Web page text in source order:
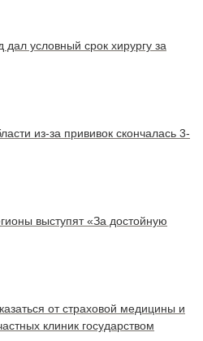
дал условный срок хирургу за
из-за прививок скончалась 3-
выступят «За достойную
от страховой медицины и
клиник государством